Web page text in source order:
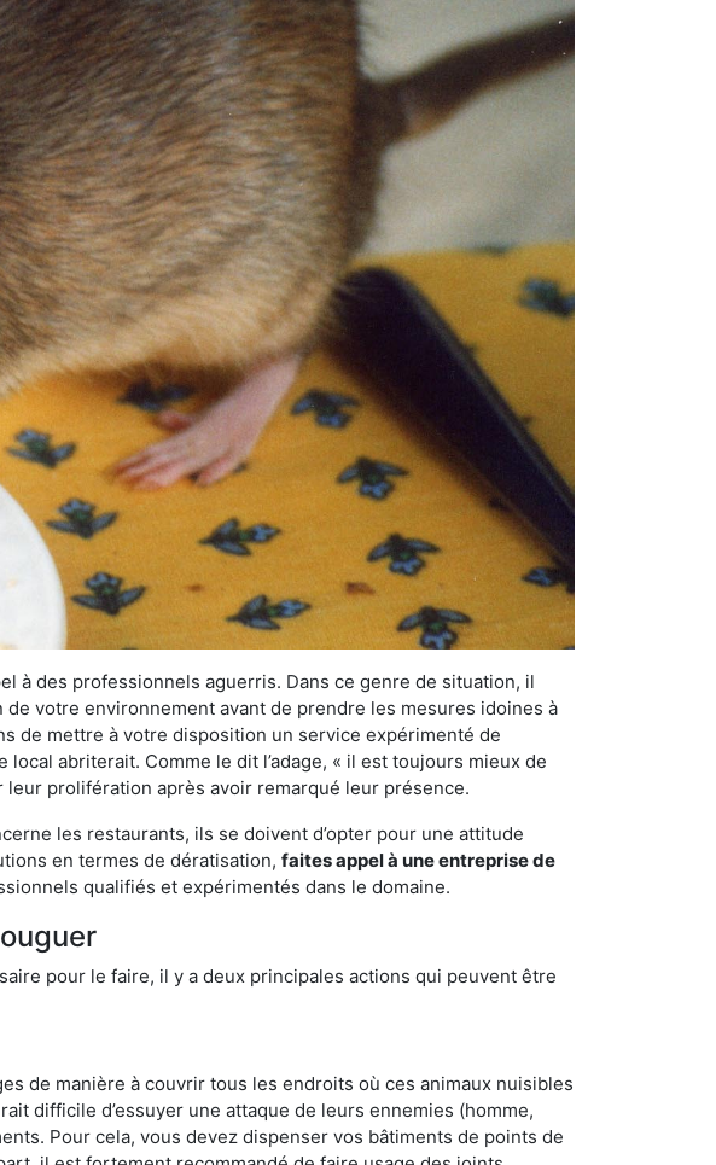
à des professionnels aguerris. Dans ce genre de situation, il
votre environnement avant de prendre les mesures idoines à
de mettre à votre disposition un service expérimenté de
abriterait. Comme le dit l’adage, « il est toujours mieux de
prolifération après avoir remarqué leur présence.
les restaurants, ils se doivent d’opter pour une attitude
en termes de dératisation, faites appel à une entreprise de
qualifiés et expérimentés dans le domaine.
pour le faire, il y a deux principales actions qui peuvent être
de manière à couvrir tous les endroits où ces animaux nuisibles
difficile d’essuyer une attaque de leurs ennemies (homme,
Pour cela, vous devez dispenser vos bâtiments de points de